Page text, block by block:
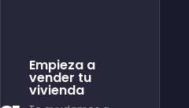
Empieza a
vender tu
vivienda